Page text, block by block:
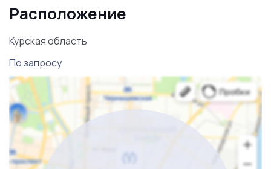
подъездные пути облегчают доступность и
эффективность продажи материала.
Расположение
Курская область
По запросу